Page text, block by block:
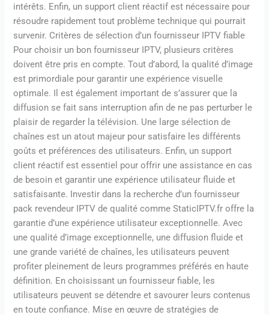
intérêts. Enfin, un support client réactif est nécessaire pour
résoudre rapidement tout problème technique qui pourrait
survenir. Critères de sélection d’un fournisseur IPTV fiable
Pour choisir un bon fournisseur IPTV, plusieurs critères
doivent être pris en compte. Tout d’abord, la qualité d’image
est primordiale pour garantir une expérience visuelle
optimale. Il est également important de s’assurer que la
diffusion se fait sans interruption afin de ne pas perturber le
plaisir de regarder la télévision. Une large sélection de
chaînes est un atout majeur pour satisfaire les différents
goûts et préférences des utilisateurs. Enfin, un support
client réactif est essentiel pour offrir une assistance en cas
de besoin et garantir une expérience utilisateur fluide et
satisfaisante. Investir dans la recherche d’un fournisseur
pack revendeur IPTV de qualité comme StaticIPTV.fr offre la
garantie d’une expérience utilisateur exceptionnelle. Avec
une qualité d’image exceptionnelle, une diffusion fluide et
une grande variété de chaînes, les utilisateurs peuvent
profiter pleinement de leurs programmes préférés en haute
définition. En choisissant un fournisseur fiable, les
utilisateurs peuvent se détendre et savourer leurs contenus
en toute confiance. Mise en œuvre de stratégies de